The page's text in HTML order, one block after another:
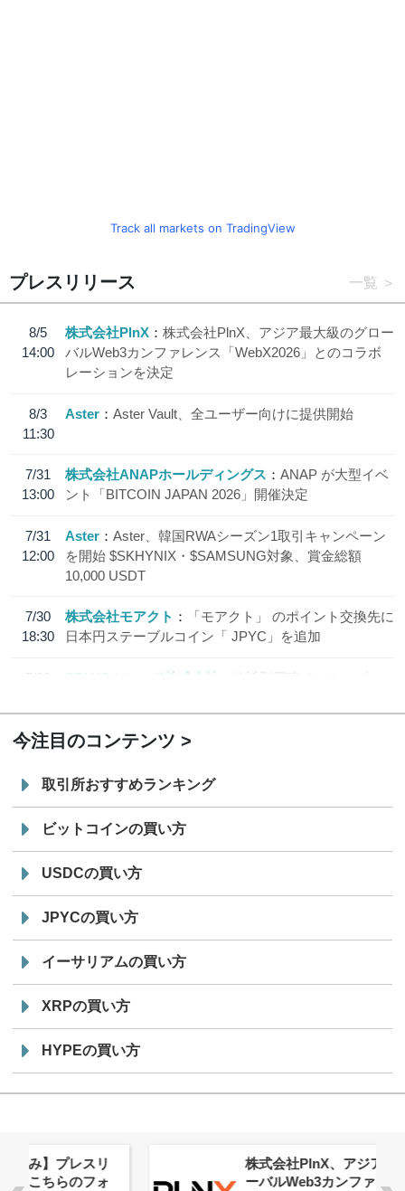
Track all markets on TradingView
プレスリリース 一覧
8/5
14:00
株式会社PlnX
株式会社PlnX、アジア最大級のグロー
バルWeb3カンファレンス「WebX2026」とのコラボ
レーションを決定
8/3
11:30
Aster Aster Vault、全ユーザー向けに提供開始
7/31
13:00
株式会社ANAPホールディングス
ANAP が大型イベ
ント「BITCOIN JAPAN 2026」開催決定
7/31
12:00
Aster
Aster、韓国RWAシーズン1取引キャンペーン
を開始 $SKHYNIX・$SAMSUNG対象、賞金総額
10,000 USDT
7/30
18:30
株式会社モアクト
「モアクト」 のポイント交換先に
日本円ステーブルコイン「 JPYC」を追加
7/29
SBI VCトレード株式会社
信託型円建てステーブル
今注目のコンテンツ
取引所おすすめランキング
ビットコインの買い方
USDCの買い方
JPYCの買い方
イーサリアムの買い方
XRPの買い方
HYPEの買い方
株式会社PlnX、アジア最大級のグロ
ーバルWeb3カンファレンス